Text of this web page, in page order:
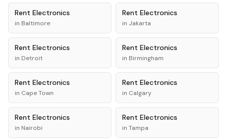
Rent Electronics
in Baltimore
Rent Electronics
in Jakarta
Rent Electronics
in Detroit
Rent Electronics
in Birmingham
Rent Electronics
in Cape Town
Rent Electronics
in Calgary
Rent Electronics
in Nairobi
Rent Electronics
in Tampa